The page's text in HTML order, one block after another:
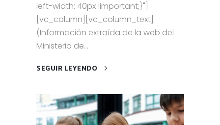
left-width: 40px !important;}"]
[vc_column][vc_column_text]
(Información extraída de la web del
Ministerio de...
SEGUIR LEYENDO